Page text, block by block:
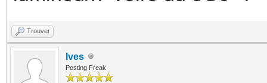
Trouver
Ives
Posting Freak